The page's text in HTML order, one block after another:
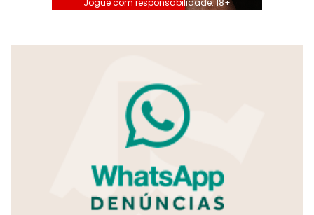
Jogue com responsabilidade. 18+